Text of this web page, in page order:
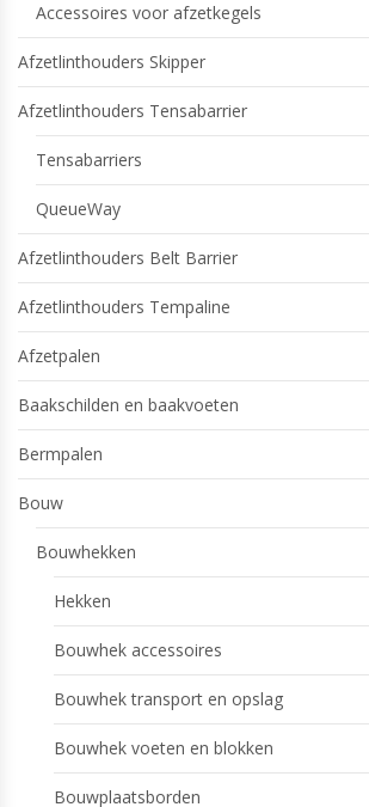
Accessoires voor afzetkegels
Afzetlinthouders Skipper
Afzetlinthouders Tensabarrier
Tensabarriers
QueueWay
Afzetlinthouders Belt Barrier
Afzetlinthouders Tempaline
Afzetpalen
Baakschilden en baakvoeten
Bermpalen
Bouw
Bouwhekken
Hekken
Bouwhek accessoires
Bouwhek transport en opslag
Bouwhek voeten en blokken
Bouwplaatsborden